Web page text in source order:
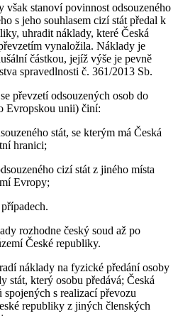
však stanoví povinnost odsouzeného
s jeho souhlasem cizí stát předal k
uhradit náklady, které Česká
vynaložila. Náklady je
částkou, jejíž výše je pevně
spravedlnosti č. 361/2013 Sb.
převzetí odsouzených osob do
Evropskou unii) činí:
stát, se kterým má Česká
hranici;
cizí stát z jiného místa
Evropy;
rozhodne český soud až po
České republiky.
náklady na fyzické předání osoby
stát, který osobu předává; Česká
s realizací převozu
republiky z jiných členských